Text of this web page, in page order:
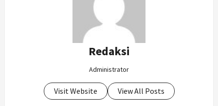
Redaksi
Administrator
Visit Website View All Posts